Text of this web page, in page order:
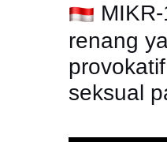
renang
seksual